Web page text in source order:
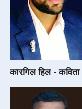
कारगिल हिल -